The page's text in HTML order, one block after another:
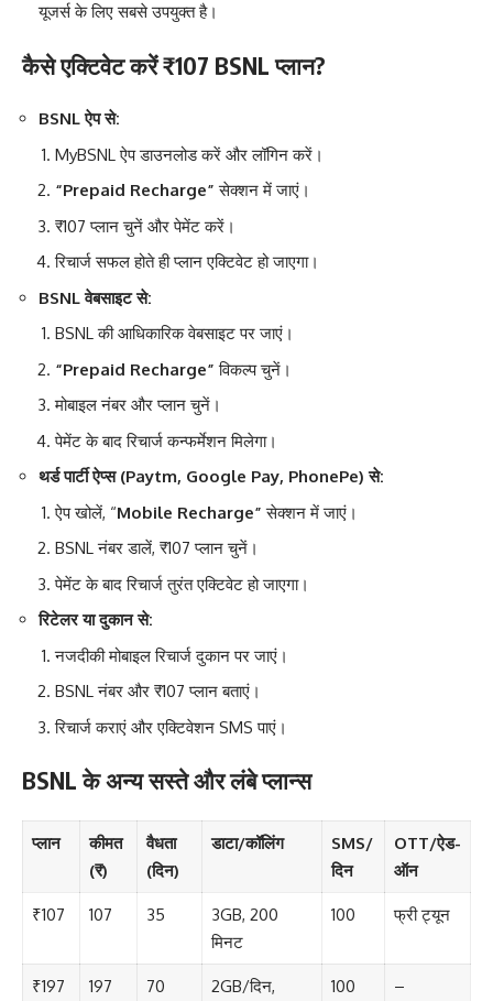
यूजर्स के लिए सबसे उपयुक्त है।
कैसे एक्टिवेट करें ₹107 BSNL प्लान?
BSNL ऐप से:
MyBSNL ऐप डाउनलोड करें और लॉगिन करें।
“Prepaid Recharge” सेक्शन में जाएं।
₹107 प्लान चुनें और पेमेंट करें।
रिचार्ज सफल होते ही प्लान एक्टिवेट हो जाएगा।
BSNL वेबसाइट से:
BSNL की आधिकारिक वेबसाइट पर जाएं।
“Prepaid Recharge”विकल्प चुनें।
मोबाइल नंबर और प्लान चुनें।
पेमेंट के बाद रिचार्ज कन्फर्मेशन मिलेगा।
थर्ड पार्टी ऐप्स (Paytm, Google Pay, PhonePe) से:
ऐप खोलें, “Mobile Recharge”सेक्शन में जाएं।
BSNL नंबर डालें, ₹107 प्लान चुनें।
पेमेंट के बाद रिचार्ज तुरंत एक्टिवेट हो जाएगा।
रिटेलर या दुकान से:
नजदीकी मोबाइल रिचार्ज दुकान पर जाएं।
BSNL नंबर और ₹107 प्लान बताएं।
रिचार्ज कराएं और एक्टिवेशन SMS पाएं।
BSNL के अन्य सस्ते और लंबे प्लान्स
प्लान
कीमत
(₹)
वैधता
(दिन)
डाटा/कॉलिंग
SMS/
दिन
OTT/ऐड-
ऑन
₹107 107 35
3GB, 200
मिनट
100 फ्री ट्यून
₹197 197 70
2GB/दिन,
100 –